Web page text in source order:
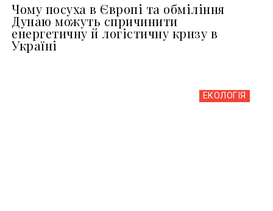
Чому посуха в Європі та обміління
Дунаю можуть спричинити
енергетичну й логістичну кризу в
Україні
ЕКОЛОГІЯ